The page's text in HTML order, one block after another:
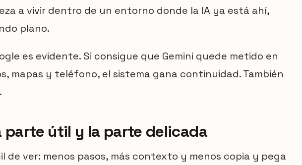
a vivir dentro de un entorno donde la IA ya está ahí,
plano.
es evidente. Si consigue que Gemini quede metido en
mapas y teléfono, el sistema gana continuidad. También
parte útil y la parte delicada
de ver: menos pasos, más contexto y menos copia y pega